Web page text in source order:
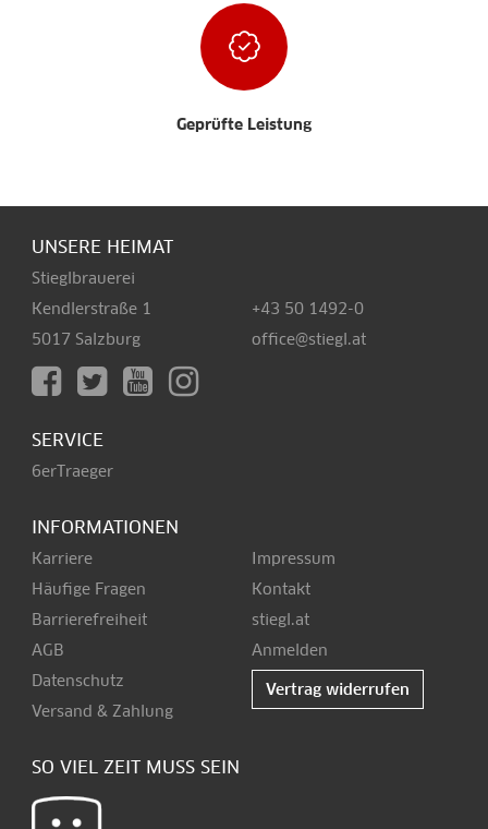
Geprüfte Leistung
UNSERE HEIMAT
Stieglbrauerei
Kendlerstraße 1
5017 Salzburg
+43 50 1492-0
office@stiegl.at
SERVICE
6erTraeger
INFORMATIONEN
Karriere
Häufige Fragen
Barrierefreiheit
AGB
Datenschutz
Versand & Zahlung
Impressum
Kontakt
stiegl.at
Anmelden
Vertrag widerrufen
SO VIEL ZEIT MUSS SEIN